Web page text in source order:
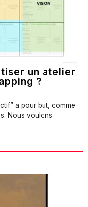
un atelier
?
a pour but, comme
Nous voulons